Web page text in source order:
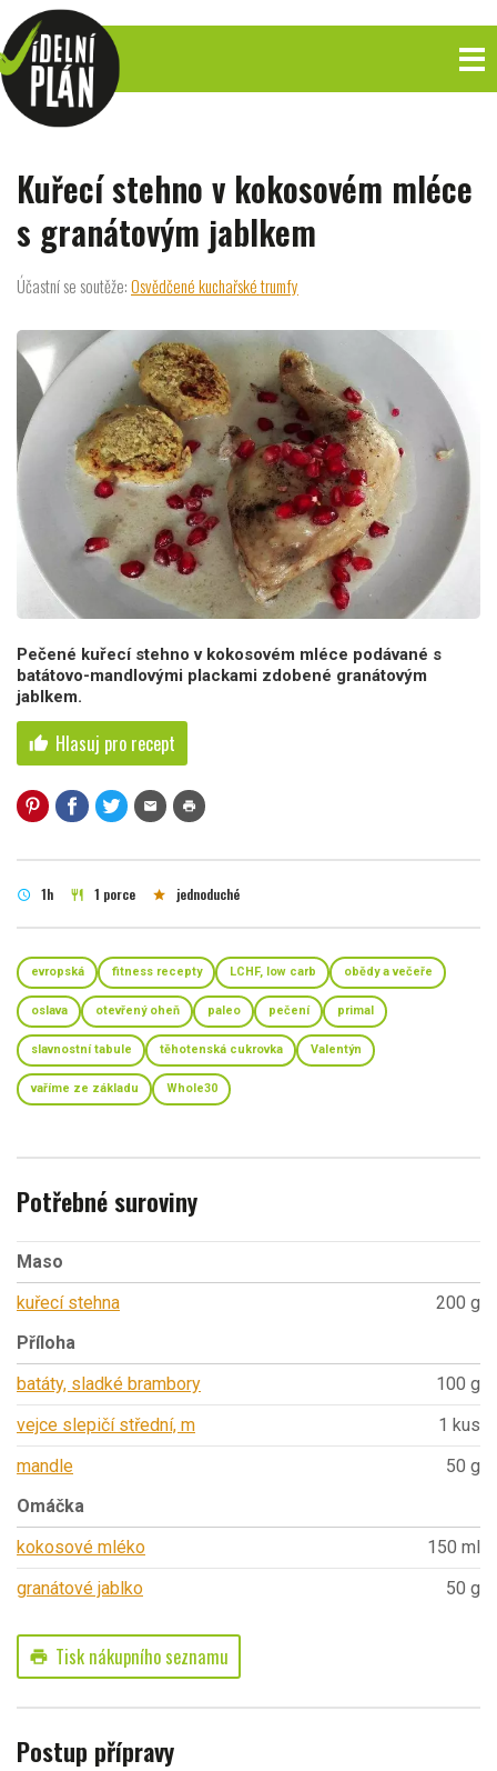
Kuřecí stehno v kokosovém mléce
s granátovým jablkem
Účastní se soutěže:Osvědčené kuchařské trumfy
Pečené kuřecí stehno v kokosovém mléce podávané s
batátovo-mandlovými plackami zdobené granátovým
jablkem.
thumb_up Hlasuj pro recept
mail print
schedule 1h restaurant 1 porce star jednoduché
evropská fitness recepty LCHF, low carb obědy a večeře
oslava otevřený oheň paleo pečení primal
slavnostní tabule těhotenská cukrovka Valentýn
vaříme ze základu Whole30
Potřebné suroviny
Maso
kuřecí stehna
200 g
Příloha
batáty, sladké brambory
100 g
vejce slepičí střední, m
1 kus
mandle
50 g
Omáčka
kokosové mléko
150 ml
granátové jablko
50 g
print Tisk nákupního seznamu
Postup přípravy